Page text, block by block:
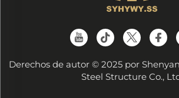
Derechos de autor © 2025 por
Steel Structure Co.,